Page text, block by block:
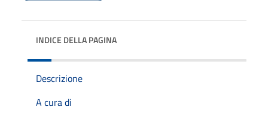
INDICE DELLA PAGINA
Descrizione
A cura di